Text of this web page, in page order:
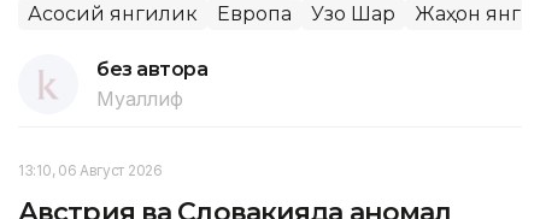
Асосий янгилик Европа Узоқ Шарқ Жаҳон
без автора
Муаллиф
13:10, 06 Август 2026
Австрия ва Словакияда аномал